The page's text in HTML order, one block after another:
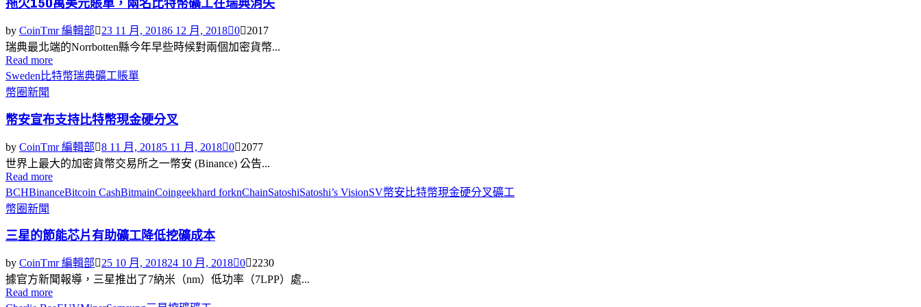
拖欠150萬美元賬單，兩名比特幣礦工在瑞典消失
by CoinTmr 編輯部 23 11 月, 20186 12 月, 2018 0
2017
瑞典最北端的Norrbotten縣今年早些時候對兩個加密貨幣...
Read more
Sweden 比特幣瑞典礦工賬單
幣圈新聞
幣安宣布支持比特幣現金硬分叉
by CoinTmr 編輯部 8 11 月, 20185 11 月, 2018 0
2077
世界上最大的加密貨幣交易所之一幣安 (Binance) 公告...
Read more
BCHBinanceBitcoin CashBitmainCoingeekhard forknChainSatoshiSatoshi’s VisionSV幣安 比特幣現金硬分叉礦工
幣圈新聞
三星的節能芯片有助礦工降低挖礦成本
by CoinTmr 編輯部 25 10 月, 201824 10 月, 2018 0
2230
據官方新聞報導，三星推出了7納米（nm）低功率（7LPP）處...
Read more